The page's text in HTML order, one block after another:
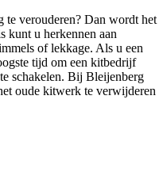
verouderen? Dan wordt het
kunt u herkennen aan
of lekkage. Als u een
tijd om een kitbedrijf
schakelen. Bij Bleijenberg
oude kitwerk te verwijderen